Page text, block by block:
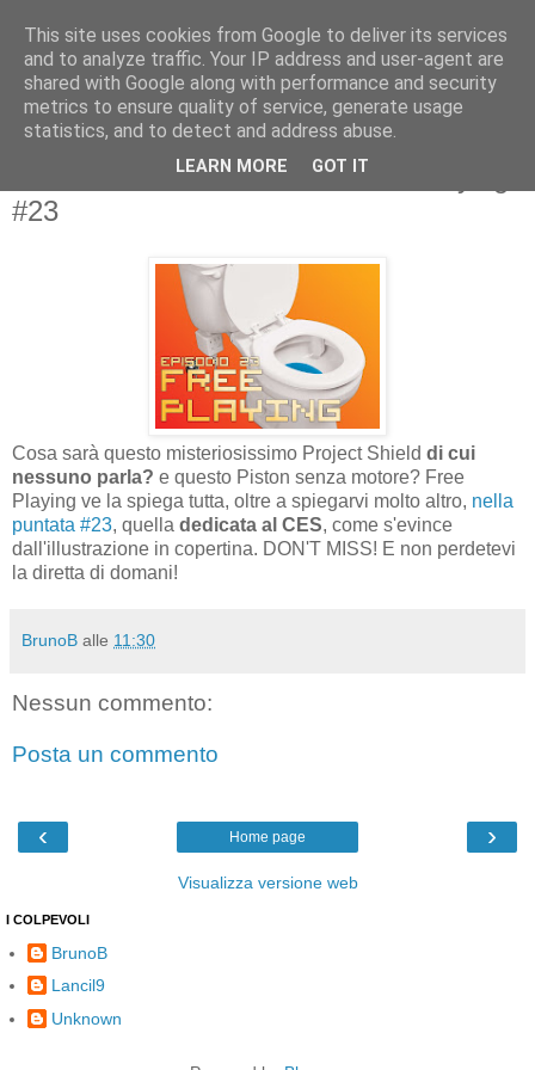
SUPERSPAM: ON AIR su Free Playing
#23
Cosa sarà questo misteriosissimo Project Shield di cui
nessuno parla? e questo Piston senza motore? Free
Playing ve la spiega tutta, oltre a spiegarvi molto altro, nella
puntata #23, quella dedicata al CES, come s'evince
dall'illustrazione in copertina. DON'T MISS! E non perdetevi
la diretta di domani!
BrunoB alle 11:30
Nessun commento:
Posta un commento
‹ ›
Home page
Visualizza versione web
I COLPEVOLI
BrunoB
Lancil9
Unknown
This site uses cookies from Google to deliver its services
and to analyze traffic. Your IP address and user-agent are
shared with Google along with performance and security
metrics to ensure quality of service, generate usage
statistics, and to detect and address abuse.
LEARN MORE GOT IT